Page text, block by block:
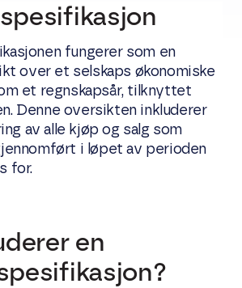
fungerer som en
over et selskaps økonomiske
et regnskapsår, tilknyttet
Denne oversikten inkluderer
av alle kjøp og salg som
i løpet av perioden
for.
en